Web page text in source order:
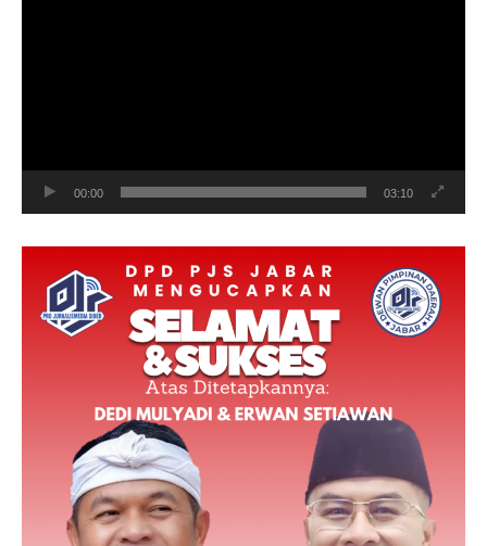
00:00 03:10